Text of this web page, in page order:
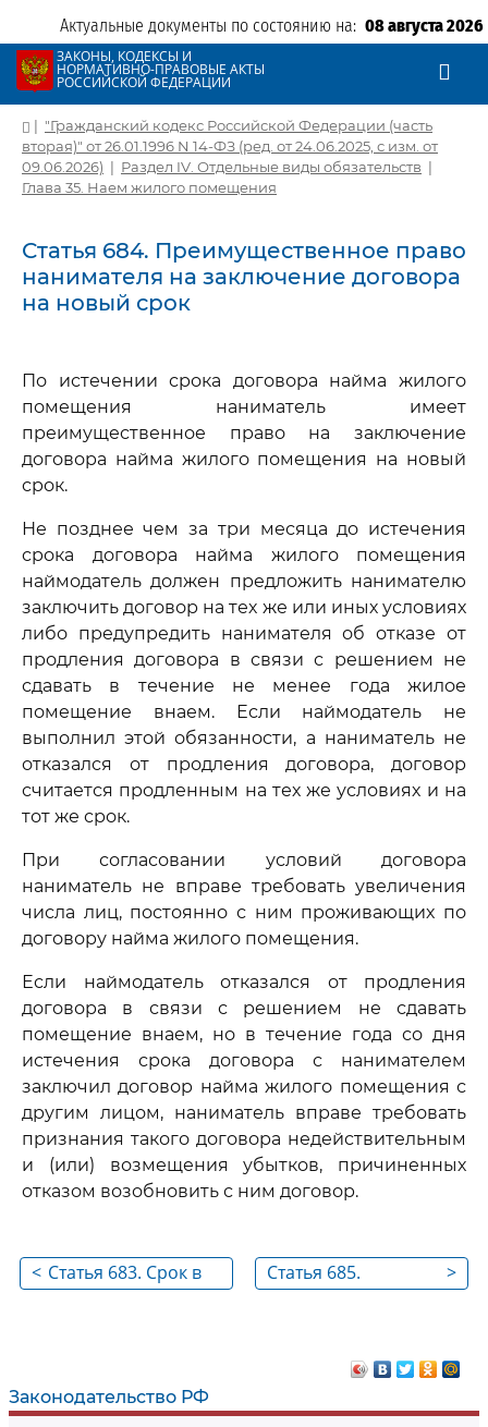
Актуальные документы по состоянию на: 08 августа 2026
ЗАКОНЫ, КОДЕКСЫ И
НОРМАТИВНО-ПРАВОВЫЕ АКТЫ
РОССИЙСКОЙ ФЕДЕРАЦИИ
Законодательство РФ
| "Гражданский кодекс Российской Федерации (часть
вторая)" от 26.01.1996 N 14-ФЗ (ред. от 24.06.2025, с изм. от
09.06.2026) | Раздел IV. Отдельные виды обязательств |
Глава 35. Наем жилого помещения
Статья 684. Преимущественное право
нанимателя на заключение договора
на новый срок
По истечении срока договора найма жилого
помещения наниматель имеет
преимущественное право на заключение
договора найма жилого помещения на новый
срок.
Не позднее чем за три месяца до истечения
срока договора найма жилого помещения
наймодатель должен предложить нанимателю
заключить договор на тех же или иных условиях
либо предупредить нанимателя об отказе от
продления договора в связи с решением не
сдавать в течение не менее года жилое
помещение внаем. Если наймодатель не
выполнил этой обязанности, а наниматель не
отказался от продления договора, договор
считается продленным на тех же условиях и на
тот же срок.
При согласовании условий договора
наниматель не вправе требовать увеличения
числа лиц, постоянно с ним проживающих по
договору найма жилого помещения.
Если наймодатель отказался от продления
договора в связи с решением не сдавать
помещение внаем, но в течение года со дня
истечения срока договора с нанимателем
заключил договор найма жилого помещения с
другим лицом, наниматель вправе требовать
признания такого договора недействительным
и (или) возмещения убытков, причиненных
отказом возобновить с ним договор.
< Статья 683. Срок в
>
Статья 685.